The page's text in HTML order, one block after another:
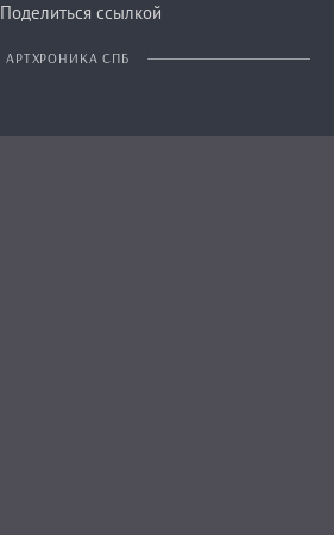
Поделиться ссылкой
АРТХРОНИКА СПБ